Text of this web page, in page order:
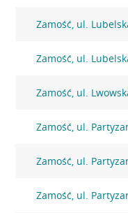
Zamość, ul.
Zamość, ul.
Zamość, ul.
Zamość, ul.
Zamość, ul.
Zamość, ul.